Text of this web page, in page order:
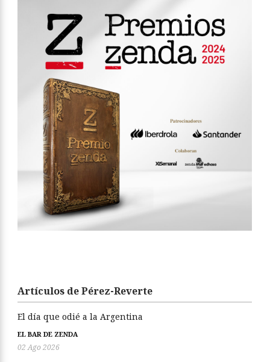
Artículos de Pérez-Reverte
El día que odié a la Argentina
EL BAR DE ZENDA
02 Ago 2026